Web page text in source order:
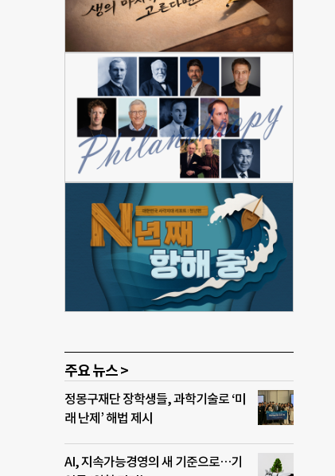
주요 뉴스 >
정몽구재단 장학생들, 과학기술로 ‘미
래 난제’ 해법 제시
AI, 지속가능경영의 새 기준으로…기